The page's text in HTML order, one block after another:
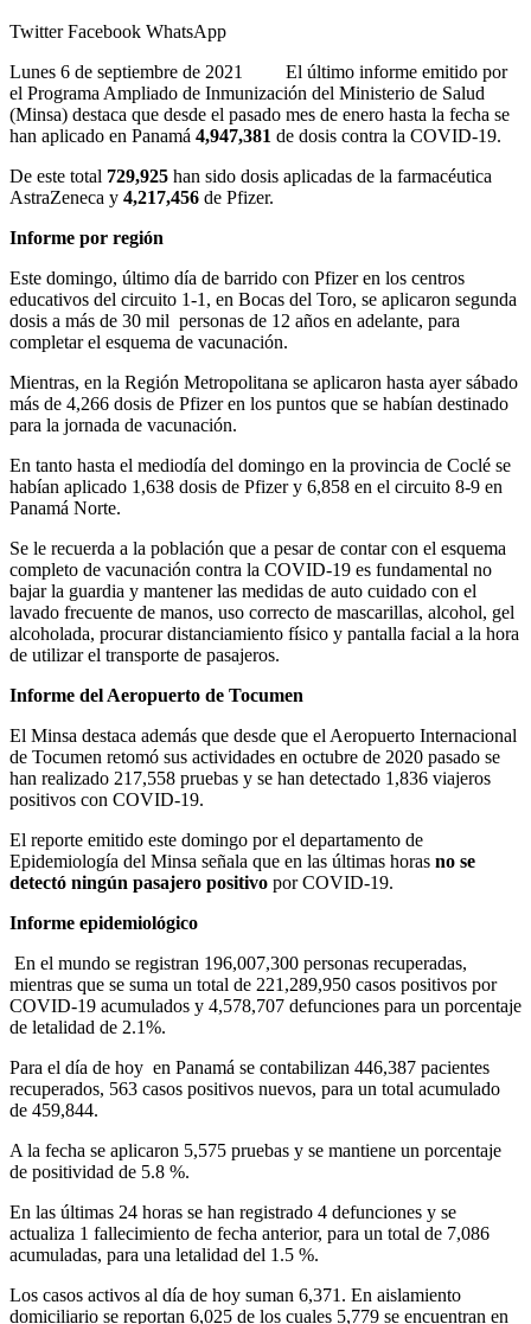
TwitterFacebook WhatsApp
Lunes 6 de septiembre de 2021 El último informe emitido por
el Programa Ampliado de Inmunización del Ministerio de Salud
(Minsa) destaca que desde el pasado mes de enero hasta la fecha se
han aplicado en Panamá 4,947,381 de dosis contra la COVID-19.
De este total 729,925 han sido dosis aplicadas de la farmacéutica
AstraZeneca y 4,217,456 de Pfizer.
Informe por región
Este domingo, último día de barrido con Pfizer en los centros
educativos del circuito 1-1, en Bocas del Toro, se aplicaron segunda
dosis a más de 30 mil personas de 12 años en adelante, para
completar el esquema de vacunación.
Mientras, en la Región Metropolitana se aplicaron hasta ayer sábado
más de 4,266 dosis de Pfizer en los puntos que se habían destinado
para la jornada de vacunación.
En tanto hasta el mediodía del domingo en la provincia de Coclé se
habían aplicado 1,638 dosis de Pfizer y 6,858 en el circuito 8-9 en
Panamá Norte.
Se le recuerda a la población que a pesar de contar con el esquema
completo de vacunación contra la COVID-19 es fundamental no
bajar la guardia y mantener las medidas de auto cuidado con el
lavado frecuente de manos, uso correcto de mascarillas, alcohol, gel
alcoholada, procurar distanciamiento físico y pantalla facial a la hora
de utilizar el transporte de pasajeros.
Informe del Aeropuerto de Tocumen
El Minsa destaca además que desde que el Aeropuerto Internacional
de Tocumen retomó sus actividades en octubre de 2020 pasado se
han realizado 217,558 pruebas y se han detectado 1,836 viajeros
positivos con COVID-19.
El reporte emitido este domingo por el departamento de
Epidemiología del Minsa señala que en las últimas horas no se
detectó ningún pasajero positivo por COVID-19.
Informe epidemiológico
En el mundo se registran 196,007,300 personas recuperadas,
mientras que se suma un total de 221,289,950 casos positivos por
COVID-19 acumulados y 4,578,707 defunciones para un porcentaje
de letalidad de 2.1%.
Para el día de hoy en Panamá se contabilizan 446,387 pacientes
recuperados, 563 casos positivos nuevos, para un total acumulado
de 459,844.
A la fecha se aplicaron 5,575 pruebas y se mantiene un porcentaje
de positividad de 5.8 %.
En las últimas 24 horas se han registrado 4 defunciones y se
actualiza 1 fallecimiento de fecha anterior, para un total de 7,086
acumuladas, para una letalidad del 1.5 %.
Los casos activos al día de hoy suman 6,371. En aislamiento
domiciliario se reportan 6,025 de los cuales 5,779 se encuentran en